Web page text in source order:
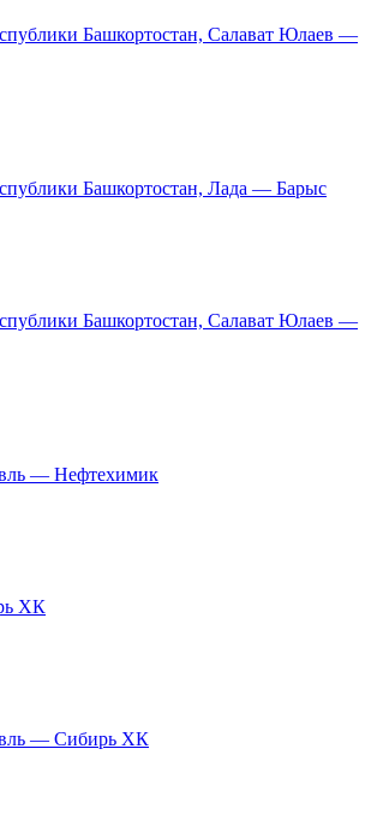
Башкортостан, Салават Юлаев —
Башкортостан, Лада — Барыс
Башкортостан, Салават Юлаев —
— Нефтехимик
ХК
— Сибирь ХК